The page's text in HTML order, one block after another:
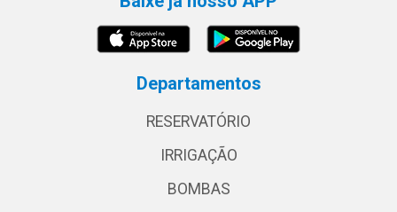
Departamentos
RESERVATÓRIO
IRRIGAÇÃO
BOMBAS